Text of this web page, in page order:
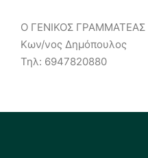
Ο ΓΕΝΙΚΟΣ ΓΡΑΜΜΑΤΕΑΣ
Κων/νος Δημόπουλος
Τηλ: 6947820880